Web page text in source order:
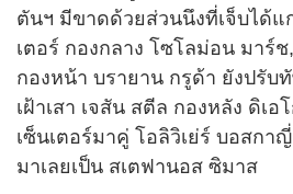
ตันฯ มีขาดด้วยส่วนนึงที่เจ็บได้แ
เตอร์ กองกลาง โซโลม่อน มาร์
กองหน้า บรายาน กรูด้า ยังปรับ
เฝ้าเสา เจสัน สตีล กองหลัง ดิเ
เซ็นเตอร์มาคู่ โอลิวิเย่ร์ บอสกา
มาเลยเป็น สเตฟานอส ซิมาส